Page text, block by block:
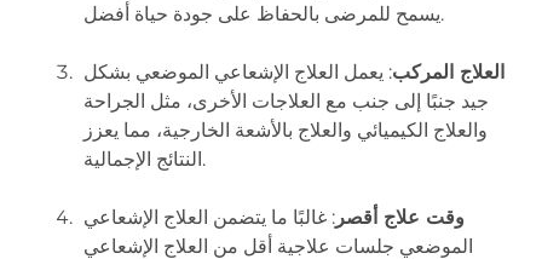
يسمح للمرضى بالحفاظ على جودة حياة أفضل.
العلاج المركب: يعمل العلاج الإشعاعي الموضعي بشكل
جيد جنبًا إلى جنب مع العلاجات الأخرى، مثل الجراحة
والعلاج الكيميائي والعلاج بالأشعة الخارجية، مما يعزز
النتائج الإجمالية.
وقت علاج أقصر : غالبًا ما يتضمن العلاج الإشعاعي
الموضعي جلسات علاجية أقل من العلاج الإشعاعي